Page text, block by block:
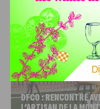
J'AIME LE DFCO
DFCO : RENCONTRE